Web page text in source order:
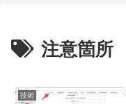
注意箇所
技術